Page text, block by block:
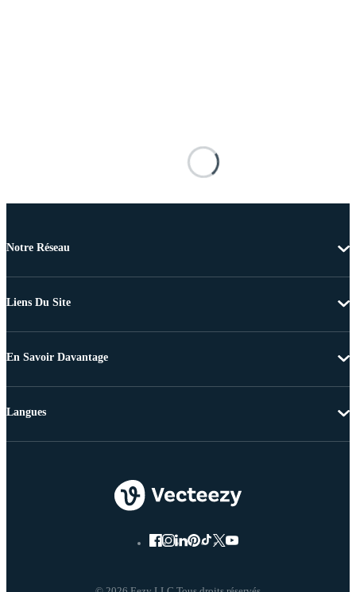
Notre Réseau
Liens Du Site
En Savoir Davantage
Langues